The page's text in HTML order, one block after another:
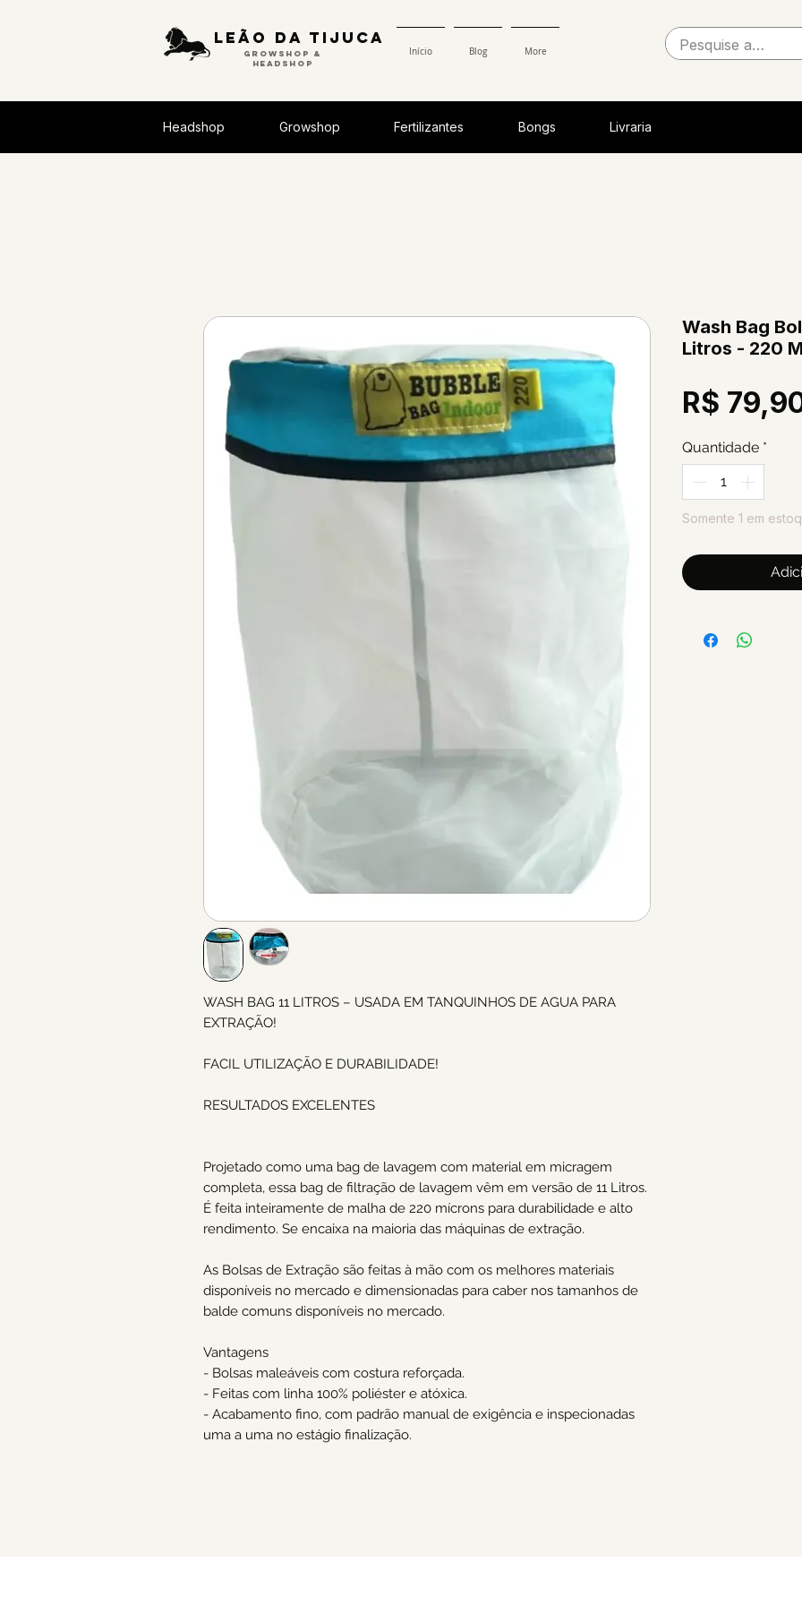
Leão da tijuca
GROWSHOP &
HEADSHOP
Início Blog More
Headshop Growshop Fertilizantes Bongs Livraria
WASH BAG 11 LITROS – USADA EM TANQUINHOS DE AGUA PARA
EXTRAÇÃO!
FACIL UTILIZAÇÃO E DURABILIDADE!
RESULTADOS EXCELENTES
Projetado como uma bag de lavagem com material em micragem
completa, essa bag de filtração de lavagem vêm em versão de 11 Litros.
É feita inteiramente de malha de 220 mícrons para durabilidade e alto
rendimento. Se encaixa na maioria das máquinas de extração.
As Bolsas de Extração são feitas à mão com os melhores materiais
disponíveis no mercado e dimensionadas para caber nos tamanhos de
balde comuns disponíveis no mercado.
Vantagens
- Bolsas maleáveis com costura reforçada.
- Feitas com linha 100% poliéster e atóxica.
- Acabamento fino, com padrão manual de exigência e inspecionadas
uma a uma no estágio finalização.
Wash Bag
Litros - 220
R$
Quantidade *
Somente 1 em